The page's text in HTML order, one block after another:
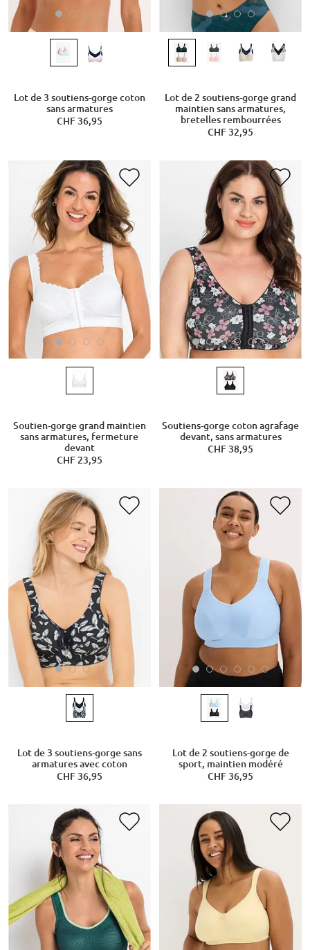
Lot de 3 soutiens-gorge coton
sans armatures
CHF 36,95
Lot de 2 soutiens-gorge grand
maintien sans armatures,
bretelles rembourrées
CHF 32,95
Soutien-gorge grand maintien
sans armatures, fermeture
devant
CHF 23,95
Soutiens-gorge coton agrafage
devant, sans armatures
CHF 38,95
Lot de 3 soutiens-gorge sans
armatures avec coton
CHF 36,95
Lot de 2 soutiens-gorge de
sport, maintien modéré
CHF 36,95